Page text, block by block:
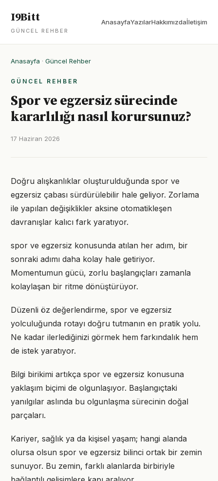
I9Bitt
GÜNCEL REHBER
AnasayfaYazılarHakkımızdaİletişim
Anasayfa · Güncel Rehber
GÜNCEL REHBER
Spor ve egzersiz sürecinde
kararlılığı nasıl korursunuz?
17 Haziran 2026
Doğru alışkanlıklar oluşturulduğunda spor ve
egzersiz çabası sürdürülebilir hale geliyor. Zorlama
ile yapılan değişiklikler aksine otomatikleşen
davranışlar kalıcı fark yaratıyor.
spor ve egzersiz konusunda atılan her adım, bir
sonraki adımı daha kolay hale getiriyor.
Momentumun gücü, zorlu başlangıçları zamanla
kolaylaşan bir ritme dönüştürüyor.
Düzenli öz değerlendirme, spor ve egzersiz
yolculuğunda rotayı doğru tutmanın en pratik yolu.
Ne kadar ilerlediğinizi görmek hem farkındalık hem
de istek yaratıyor.
Bilgi birikimi artıkça spor ve egzersiz konusuna
yaklaşım biçimi de olgunlaşıyor. Başlangıçtaki
yanılgılar aslında bu olgunlaşma sürecinin doğal
parçaları.
Kariyer, sağlık ya da kişisel yaşam; hangi alanda
olursa olsun spor ve egzersiz bilinci ortak bir zemin
sunuyor. Bu zemin, farklı alanlarda birbiriyle